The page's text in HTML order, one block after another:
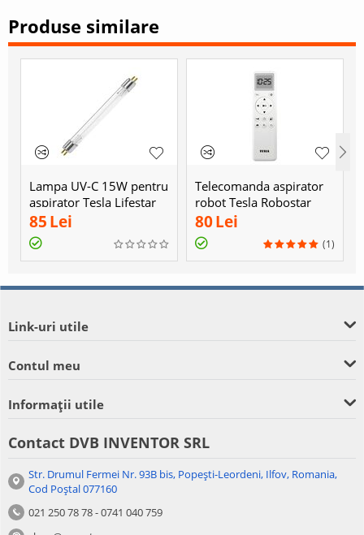
Produse similare
Lampa UV-C 15W pentru
aspirator Tesla Lifestar
UV550
85Lei
Telecomanda aspirator
robot Tesla Robostar
iQ300 WiFi alb
80Lei
(1)
Link-uri utile
Contul meu
Informații utile
Contact DVB INVENTOR SRL
Str. Drumul Fermei Nr. 93B bis, Popești-Leordeni, Ilfov, Romania,
Cod Poștal 077160
021 250 78 78 - 0741 040 759